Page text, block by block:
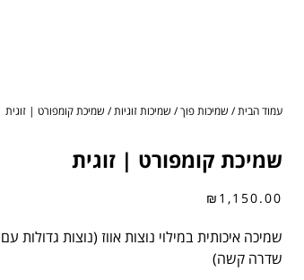
עמוד הבית/ שמיכות פוך/ שמיכות זוגיות/ שמיכת קומפורט | זוגית
שמיכת קומפורט | זוגית
₪ 1,150.00
שמיכה איכותית במילוי נוצות אווז (נוצות גדולות עם
שדרה קשה)